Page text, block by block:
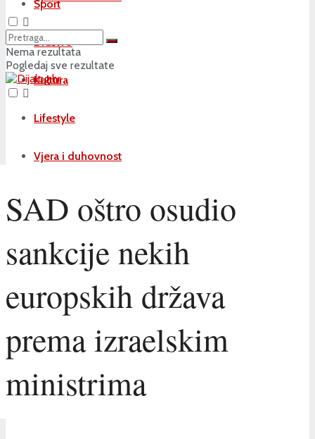
Sport
Društvo
Kultura
Lifestyle
Vjera i duhovnost
Nema rezultata
Pogledaj sve rezultate
SAD oštro osudio
sankcije nekih
europskih država
prema izraelskim
ministrima